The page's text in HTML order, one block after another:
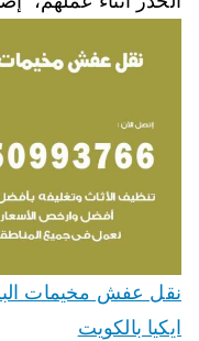
ايكيا بالكويت